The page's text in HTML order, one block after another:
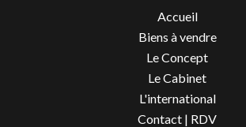
Accueil
Biens à vendre
Le Concept
Le Cabinet
L'international
Contact | RDV